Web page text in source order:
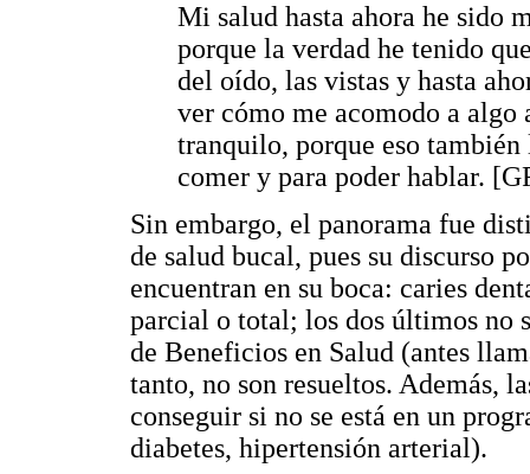
Mi salud hasta ahora he sido
porque la verdad he tenido
del oído, las vistas y hasta
ver cómo me acomodo a algo
tranquilo, porque eso
comer y para poder hablar.
Sin embargo, el panorama fue
de salud bucal, pues su discurso
encuentran en su boca: caries
parcial o total; los dos últimos no
de Beneficios en Salud (antes
tanto, no son resueltos. Además,
conseguir si no se está en un
diabetes, hipertensión arterial).